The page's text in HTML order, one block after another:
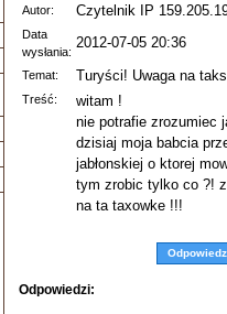
Autor: Czytelnik IP
Data
wysłania:
2012-07-05 20:36
Temat: Turyści! Uwaga na
Treść:
witam !
nie potrafie zrozumiec
dzisiaj moja babcia
jabłonskiej o ktorej
tym zrobic tylko co ?!
na ta taxowke !!!
Odpowiedz
Odpowiedzi: